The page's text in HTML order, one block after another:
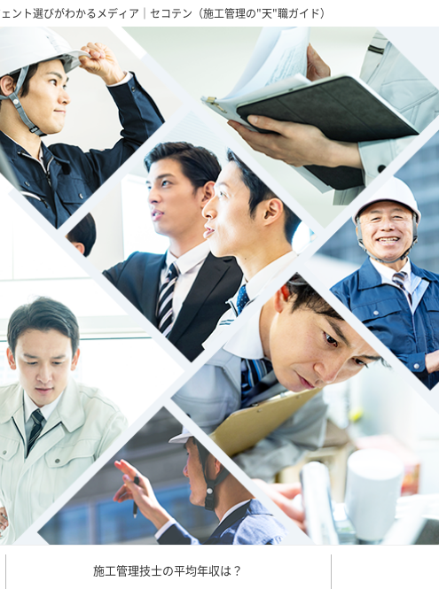
ント選びがわかるメディア｜セコテン（施工管理の"天"職ガイド）
施工管理技士の平均年収は？